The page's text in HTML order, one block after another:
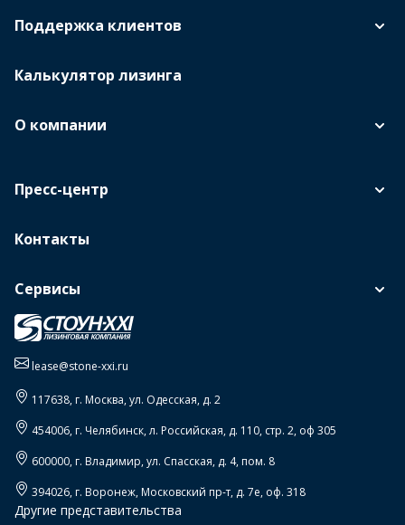
Поддержка клиентов
Калькулятор лизинга
О компании
Пресс-центр
Контакты
Сервисы
lease@stone-xxi.ru
117638, г. Москва,ул. Одесская, д. 2
454006, г. Челябинск,л. Российская, д. 110, стр. 2, оф 305
600000, г. Владимир,ул. Спасская, д. 4, пом. 8
394026, г. Воронеж,Московский пр-т, д. 7е, оф. 318
Другие представительства